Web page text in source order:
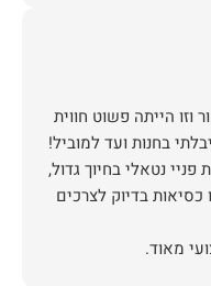
וזו הייתה פשוט חווית
נטאלי בחיוך גדול,
כסיאות בדיוק לצרכים